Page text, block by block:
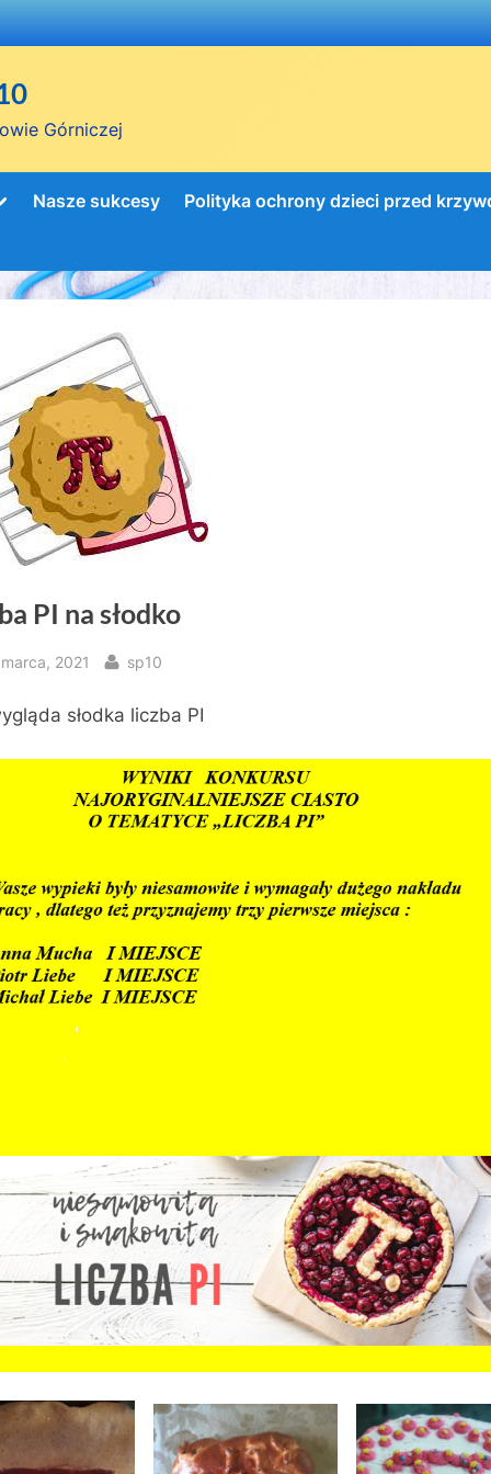
Górniczej
Nasze sukcesy Polityka ochrony dzieci przed
PI na słodko
2021 By
sp10
słodka liczba PI